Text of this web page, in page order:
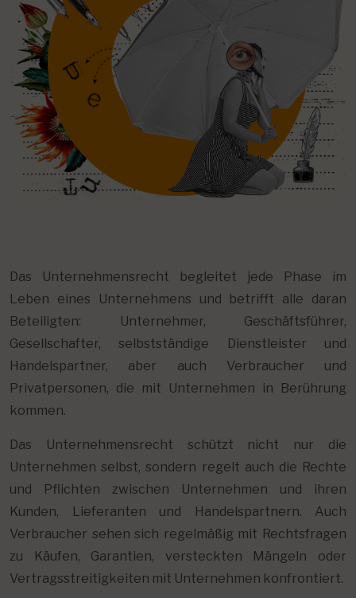
Das Unternehmensrecht begleitet jede Phase im
Leben eines Unternehmens und betrifft alle daran
Beteiligten: Unternehmer, Geschäftsführer,
Gesellschafter, selbstständige Dienstleister und
Handelspartner, aber auch Verbraucher und
Privatpersonen, die mit Unternehmen in Berührung
kommen.
Das Unternehmensrecht schützt nicht nur die
Unternehmen selbst, sondern regelt auch die Rechte
und Pflichten zwischen Unternehmen und ihren
Kunden, Lieferanten und Handelspartnern. Auch
Verbraucher sehen sich regelmäßig mit Rechtsfragen
zu Käufen, Garantien, versteckten Mängeln oder
Vertragsstreitigkeiten mit Unternehmen konfrontiert.